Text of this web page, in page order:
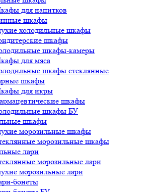
для напитков
шкафы
холодильные шкафы
шкафы
шкафы-камеры
для мяса
шкафы стеклянные
шкафы
для икры
шкафы
шкафы БУ
шкафы
морозильные шкафы
морозильные шкафы
лари
морозильные лари
морозильные лари
бонеты